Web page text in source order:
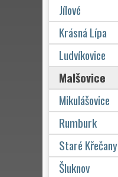
Jílové
Krásná Lípa
Ludvíkovice
Malšovice
Mikulášovice
Rumburk
Staré Křečany
Šluknov